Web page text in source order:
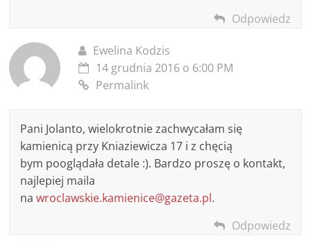
Odpowiedz
Ewelina Kodzis
14 grudnia 2016 o 6:00 PM
Permalink
Pani Jolanto, wielokrotnie zachwycałam się
kamienicą przy Kniaziewicza 17 i z chęcią
bym pooglądała detale :). Bardzo proszę o kontakt,
najlepiej maila
nawroclawskie.kamienice@gazeta.pl.
Odpowiedz